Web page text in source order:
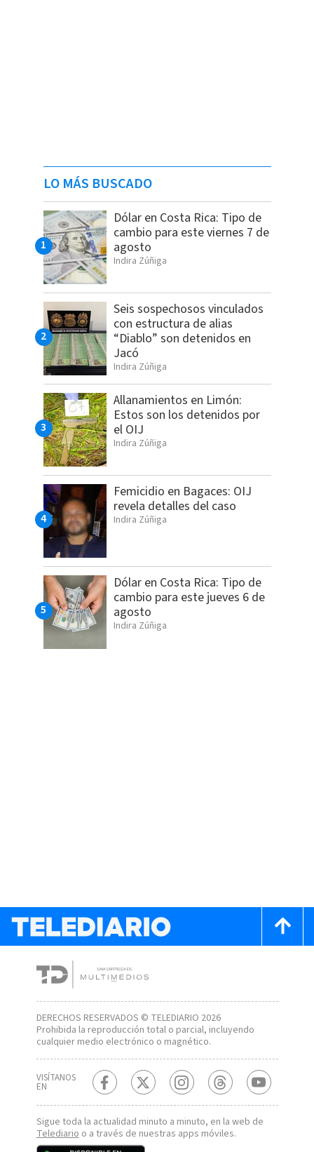
LO MÁS BUSCADO
Dólar en Costa Rica: Tipo de
cambio para este viernes 7 de
agosto
Indira Zúñiga
Seis sospechosos vinculados
con estructura de alias
“Diablo” son detenidos en
Jacó
Indira Zúñiga
Allanamientos en Limón:
Estos son los detenidos por
el OIJ
Indira Zúñiga
Femicidio en Bagaces: OIJ
revela detalles del caso
Indira Zúñiga
Dólar en Costa Rica: Tipo de
cambio para este jueves 6 de
agosto
Indira Zúñiga
DERECHOS RESERVADOS © TELEDIARIO 2026
Prohibida la reproducción total o parcial, incluyendo
cualquier medio electrónico o magnético.
VISÍTANOS
EN
Sigue toda la actualidad minuto a minuto, en la web de
Telediarioo a través de nuestras apps móviles.